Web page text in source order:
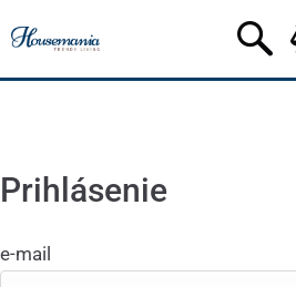
Prihlásenie
e-mail